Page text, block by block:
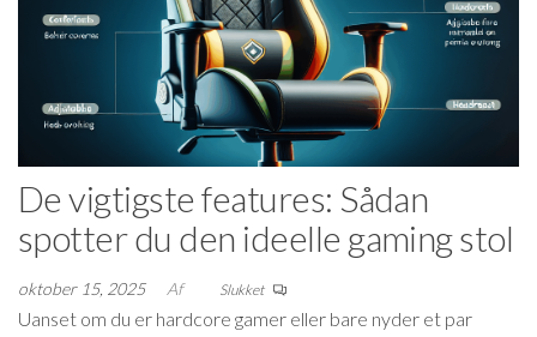
De vigtigste features: Sådan
spotter du den ideelle gaming stol
oktober 15, 2025 Af Slukket
Uanset om du er hardcore gamer eller bare nyder et par